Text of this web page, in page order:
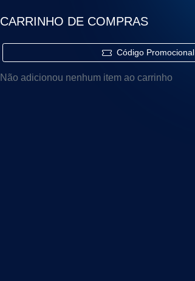
CARRINHO DE COMPRAS
Código Promocional
Não adicionou nenhum item ao carrinho